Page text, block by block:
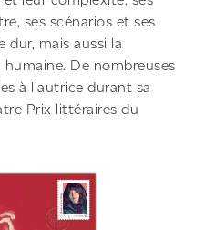
ses scénarios et ses
mais aussi la
De nombreuses
à l’autrice durant sa
Prix littéraires du